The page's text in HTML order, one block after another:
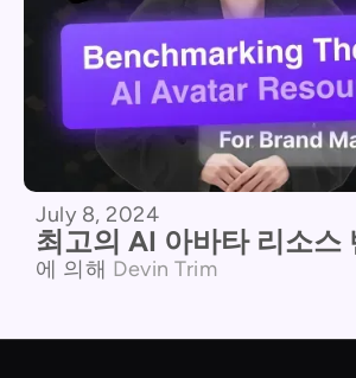
July 8, 2024
최고의 AI 아바타 리소스
에 의해 Devin Trim